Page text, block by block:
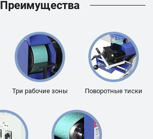
Преимущества
Три рабочие зоны Поворотные тиски